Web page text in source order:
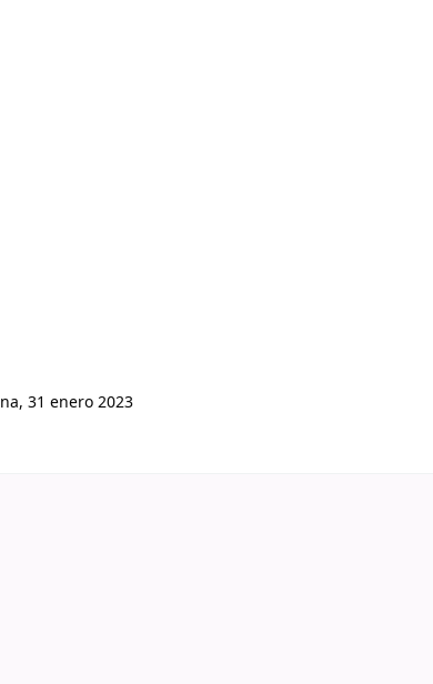
31 enero 2023